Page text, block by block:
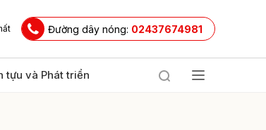
Đường dây nóng: 02437674981
tựu và Phát triển